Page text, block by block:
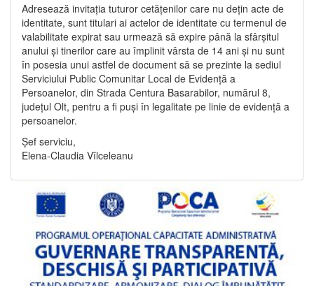
Adresează invitația tuturor cetățenilor care nu dețin acte de
identitate, sunt titulari ai actelor de identitate cu termenul de
valabilitate expirat sau urmează să expire până la sfârșitul
anului și tinerilor care au împlinit vârsta de 14 ani și nu sunt
în posesia unui astfel de document să se prezinte la sediul
Serviciului Public Comunitar Local de Evidență a
Persoanelor, din Strada Centura Basarabilor, numărul 8,
județul Olt, pentru a fi puși în legalitate pe linie de evidență a
persoanelor.
Șef serviciu,
Elena-Claudia Vîlceleanu